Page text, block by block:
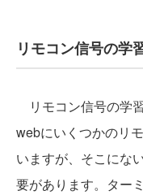
リモコン信号の学
リモコン信号の学
webにいくつかのリ
いますが、そこにな
要があります。ター